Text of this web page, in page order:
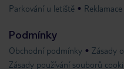
Parkování u letiště
Reklamace
Podmínky
Obchodní podmínky
Zásady
Zásady používání souborů